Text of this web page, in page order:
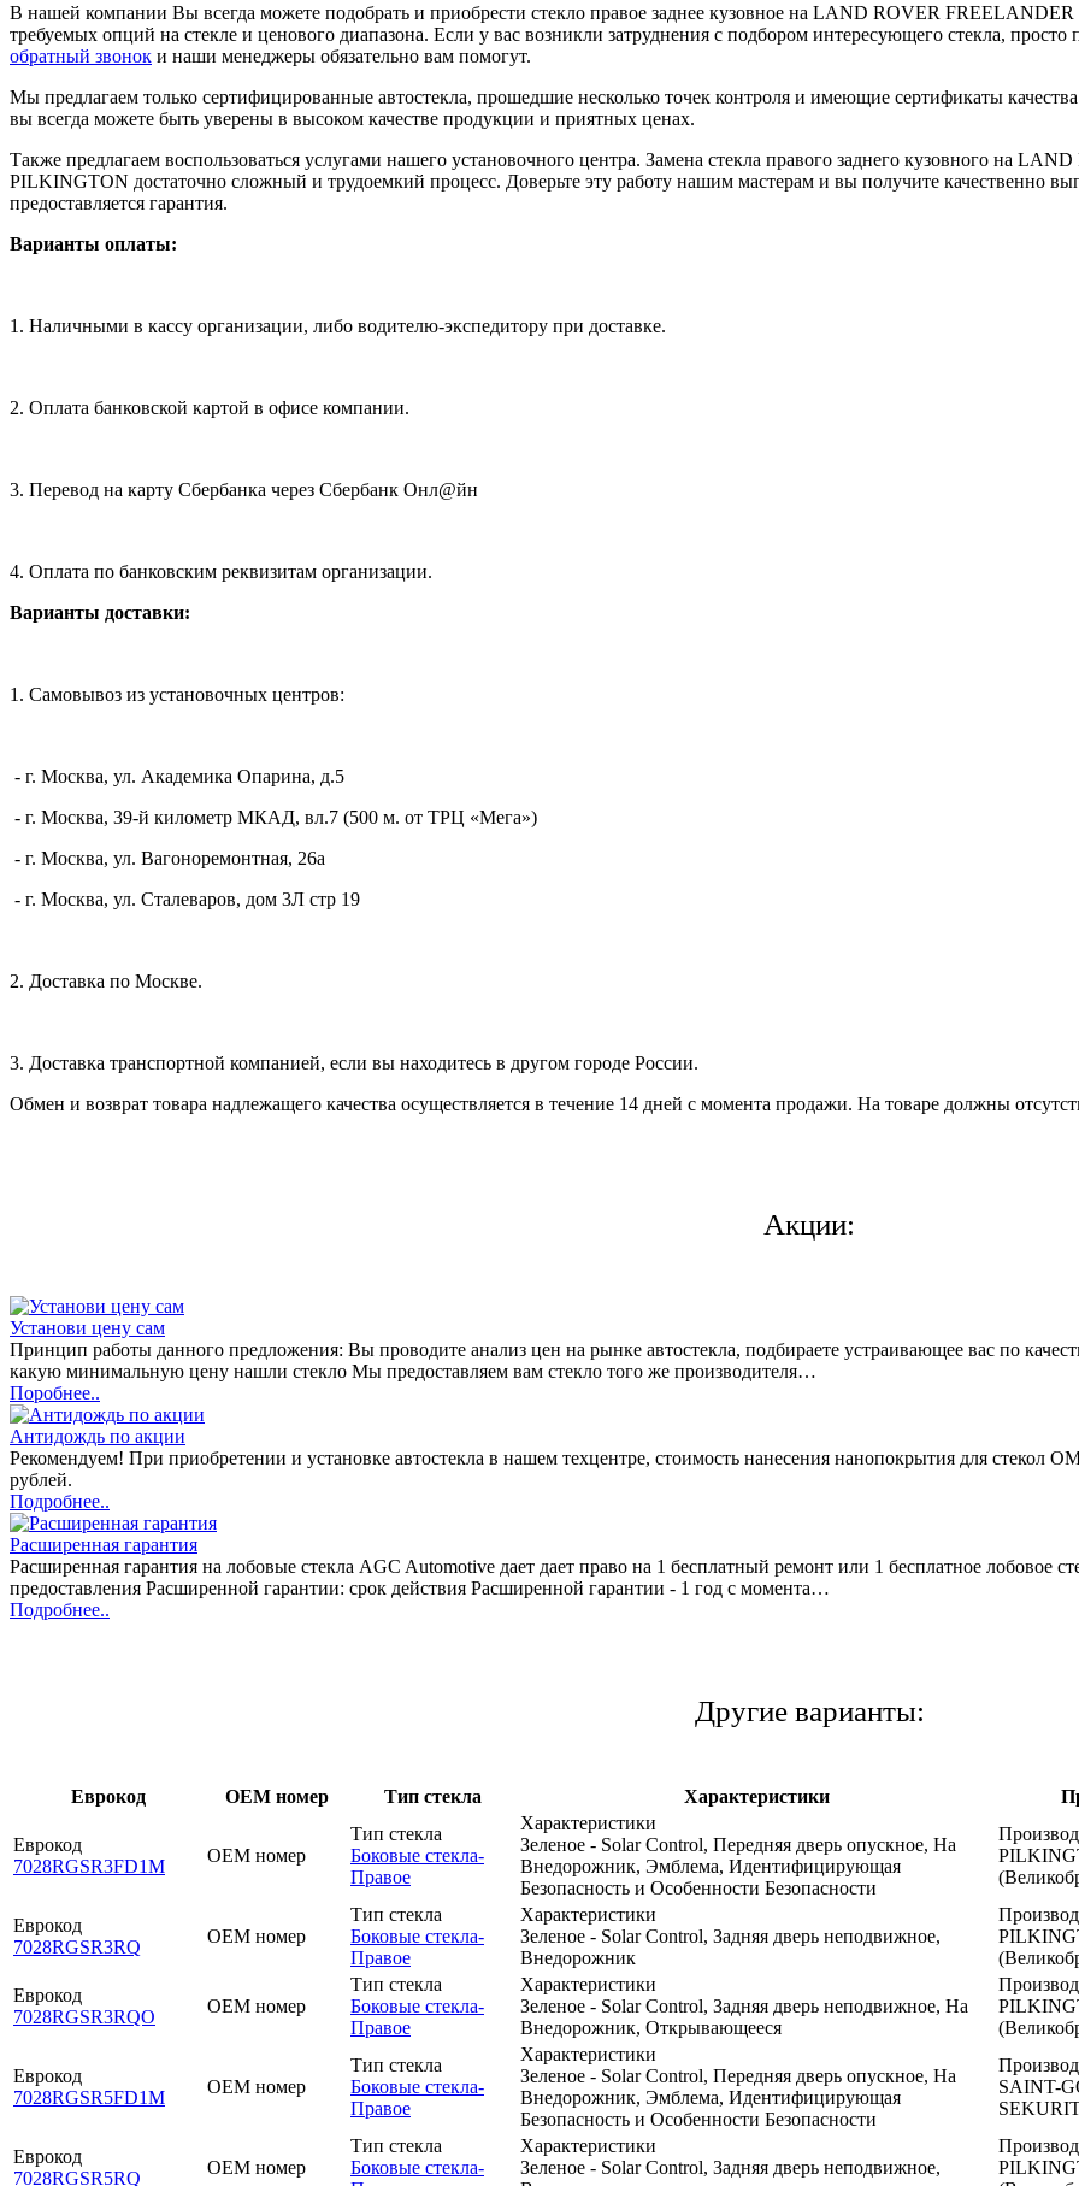
В нашей компании Вы всегда можете подобрать и приобрести стекло правое заднее кузовное на LAND ROVER
требуемых опций на стекле и ценового диапазона. Если у вас возникли затруднения с подбором интересующего стекла, просто
обратный звонок и наши менеджеры обязательно вам помогут.
Мы предлагаем только сертифицированные автостекла, прошедшие несколько точек контроля и имеющие сертификаты
вы всегда можете быть уверены в высоком качестве продукции и приятных ценах.
Также предлагаем воспользоваться услугами нашего установочного центра. Замена стекла правого заднего кузовного на
PILKINGTON достаточно сложный и трудоемкий процесс. Доверьте эту работу нашим мастерам и вы получите качественно
предоставляется гарантия.
Варианты оплаты:
1. Наличными в кассу организации, либо водителю-экспедитору при доставке.
2. Оплата банковской картой в офисе компании.
3. Перевод на карту Сбербанка через Сбербанк Онл@йн
4. Оплата по банковским реквизитам организации.
Варианты доставки:
1. Самовывоз из установочных центров:
- г. Москва, ул. Академика Опарина, д.5
- г. Москва, 39-й километр МКАД, вл.7 (500 м. от ТРЦ «Мега»)
- г. Москва, ул. Вагоноремонтная, 26а
- г. Москва, ул. Сталеваров, дом 3Л стр 19
2. Доставка по Москве.
3. Доставка транспортной компанией, если вы находитесь в другом городе России.
Обмен и возврат товара надлежащего качества осуществляется в течение 14 дней с момента продажи. На товаре должны
Акции:
Установи цену сам
Принцип работы данного предложения: Вы проводите анализ цен на рынке автостекла, подбираете устраивающее вас по
какую минимальную цену нашли стекло Мы предоставляем вам стекло того же производителя…
Поробнее..
Антидождь по акции
Рекомендуем! При приобретении и установке автостекла в нашем техцентре, стоимость нанесения нанопокрытия для
рублей.
Подробнее..
Расширенная гарантия
Расширенная гарантия на лобовые стекла AGC Automotive дает дает право на 1 бесплатный ремонт или 1 бесплатное лобовое
предоставления Расширенной гарантии: срок действия Расширенной гарантии - 1 год с момента…
Подробнее..
Другие варианты:
Еврокод OEM номер Тип стекла Характеристики
Еврокод
7028RGSR3FD1M
OEM номер
Тип стекла
Боковые стекла-
Правое
Характеристики
Зеленое - Solar Control, Передняя дверь опускное, На
Внедорожник, Эмблема, Идентифицирующая
Безопасность и Особенности Безопасности
Еврокод
7028RGSR3RQ
OEM номер
Тип стекла
Боковые стекла-
Правое
Характеристики
Зеленое - Solar Control, Задняя дверь неподвижное,
Внедорожник
Еврокод
7028RGSR3RQO
OEM номер
Тип стекла
Боковые стекла-
Правое
Характеристики
Зеленое - Solar Control, Задняя дверь неподвижное, На
Внедорожник, Открывающееся
Еврокод
7028RGSR5FD1M
OEM номер
Тип стекла
Боковые стекла-
Правое
Характеристики
Зеленое - Solar Control, Передняя дверь опускное, На
Внедорожник, Эмблема, Идентифицирующая
Безопасность и Особенности Безопасности
SAINT-
Еврокод
7028RGSR5RQ
OEM номер
Тип стекла
Боковые стекла-
Характеристики
Зеленое - Solar Control, Задняя дверь неподвижное,